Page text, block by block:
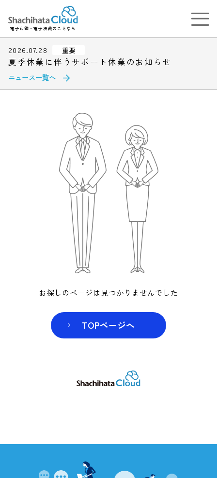
電子印鑑・電子決裁のことなら
2026.07.28 重要
夏季休業に伴うサポート休業のお知らせ
ニュース一覧へ
お探しのページは見つかりませんでした
TOPページヘ